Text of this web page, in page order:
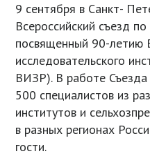
9 сентября в Санкт-
Всероссийский съезд
посвященный 90-летию
исследовательского
ВИЗР). В работе
500 специалистов из
институтов и
в разных регионах
гости.